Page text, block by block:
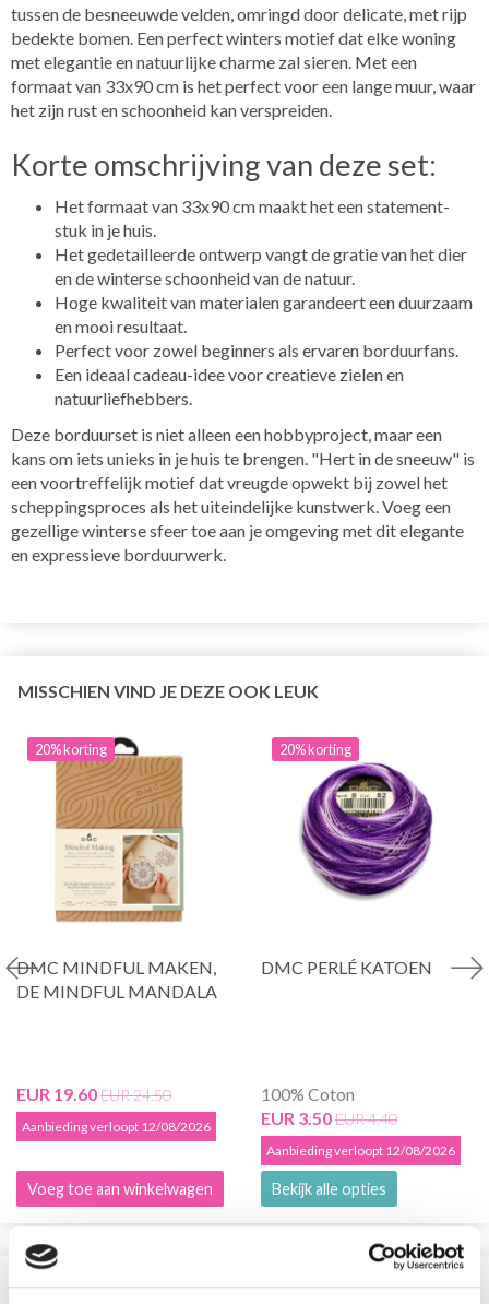
tussen de besneeuwde velden, omringd door delicate, met rijp
bedekte bomen. Een perfect winters motief dat elke woning
met elegantie en natuurlijke charme zal sieren. Met een
formaat van 33x90 cm is het perfect voor een lange muur, waar
het zijn rust en schoonheid kan verspreiden.
Korte omschrijving van deze set:
Het formaat van 33x90 cm maakt het een statement-
stuk in je huis.
Het gedetailleerde ontwerp vangt de gratie van het dier
en de winterse schoonheid van de natuur.
Hoge kwaliteit van materialen garandeert een duurzaam
en mooi resultaat.
Perfect voor zowel beginners als ervaren borduurfans.
Een ideaal cadeau-idee voor creatieve zielen en
natuurliefhebbers.
Deze borduurset is niet alleen een hobbyproject, maar een
kans om iets unieks in je huis te brengen. "Hert in de sneeuw" is
een voortreffelijk motief dat vreugde opwekt bij zowel het
scheppingsproces als het uiteindelijke kunstwerk. Voeg een
gezellige winterse sfeer toe aan je omgeving met dit elegante
en expressieve borduurwerk.
MISSCHIEN VIND JE DEZE OOK LEUK
20% korting
DMC MINDFUL MAKEN,
DE MINDFUL MANDALA
EUR 19.60EUR 24.50
Aanbieding verloopt 12/08/2026
Voeg toe aan winkelwagen
20% korting
DMC PERLÉ KATOEN
100% Coton
EUR 3.50EUR 4.40
Aanbieding verloopt 12/08/2026
Bekijk alle opties
VERGELIJKBAAR MET DIT